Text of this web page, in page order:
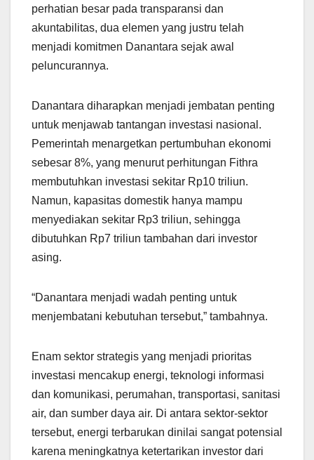
perhatian besar pada transparansi dan
akuntabilitas, dua elemen yang justru telah
menjadi komitmen Danantara sejak awal
peluncurannya.
Danantara diharapkan menjadi jembatan penting
untuk menjawab tantangan investasi nasional.
Pemerintah menargetkan pertumbuhan ekonomi
sebesar 8%, yang menurut perhitungan Fithra
membutuhkan investasi sekitar Rp10 triliun.
Namun, kapasitas domestik hanya mampu
menyediakan sekitar Rp3 triliun, sehingga
dibutuhkan Rp7 triliun tambahan dari investor
asing.
“Danantara menjadi wadah penting untuk
menjembatani kebutuhan tersebut,” tambahnya.
Enam sektor strategis yang menjadi prioritas
investasi mencakup energi, teknologi informasi
dan komunikasi, perumahan, transportasi, sanitasi
air, dan sumber daya air. Di antara sektor-sektor
tersebut, energi terbarukan dinilai sangat potensial
karena meningkatnya ketertarikan investor dari